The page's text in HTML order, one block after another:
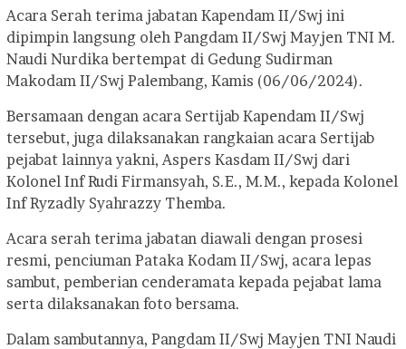
Acara Serah terima jabatan Kapendam II/Swj ini
dipimpin langsung oleh Pangdam II/Swj Mayjen TNI M.
Naudi Nurdika bertempat di Gedung Sudirman
Makodam II/Swj Palembang, Kamis (06/06/2024).
Bersamaan dengan acara Sertijab Kapendam II/Swj
tersebut, juga dilaksanakan rangkaian acara Sertijab
pejabat lainnya yakni, Aspers Kasdam II/Swj dari
Kolonel Inf Rudi Firmansyah, S.E., M.M., kepada Kolonel
Inf Ryzadly Syahrazzy Themba.
Acara serah terima jabatan diawali dengan prosesi
resmi, penciuman Pataka Kodam II/Swj, acara lepas
sambut, pemberian cenderamata kepada pejabat lama
serta dilaksanakan foto bersama.
Dalam sambutannya, Pangdam II/Swj Mayjen TNI Naudi